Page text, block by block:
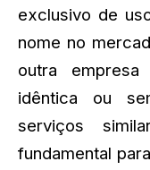
exclusivo de
nome no
outra
idêntica ou
serviços
fundamental